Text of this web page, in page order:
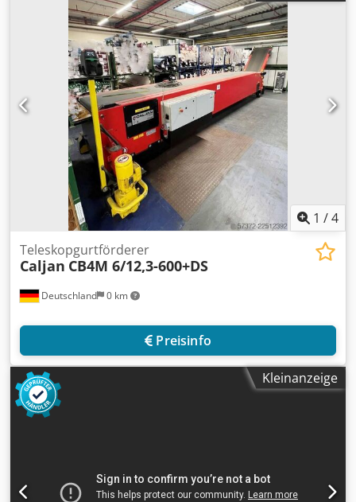
1 /4
Deutschland 0 km
Teleskopgurtförderer
Caljan CB4M 6/12,3-600+DS
Preisinfo
Kleinanzeige